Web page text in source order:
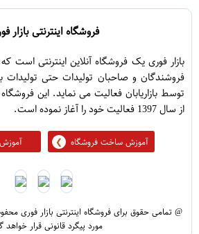
فروشگاه اینترنتی بازار
بازار فوری یک فروشگاه آنلاین اینترنتی است
فروشندگان و صاحبان تولیدات حتی تولیدات
توسط بازاریابان فعالیت می نماید. این
از سال 1397 فعالیت خود را آغاز نموده است.
آموزش ساخت فروشگاه آموزش
@ تمامی حقوق برای فروشگاه اینترنتی بازار فوری
مورد پیگرد قانونی قرار